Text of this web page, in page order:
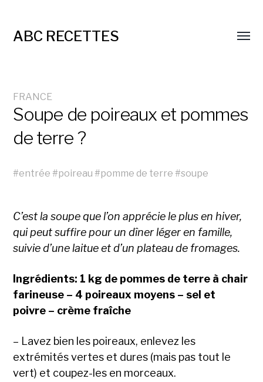
ABC RECETTES
FRANCE
Soupe de poireaux et pommes
de terre ?
#entrée #poireau #pomme de terre #soupe
C’est la soupe que l’on apprécie le plus en hiver,
qui peut suffire pour un dîner léger en famille,
suivie d’une laitue et d’un plateau de fromages.
Ingrédients: 1 kg de pommes de terre à chair
farineuse – 4 poireaux moyens – sel et
poivre – crème fraîche
– Lavez bien les poireaux, enlevez les
extrémités vertes et dures (mais pas tout le
vert) et coupez-les en morceaux.